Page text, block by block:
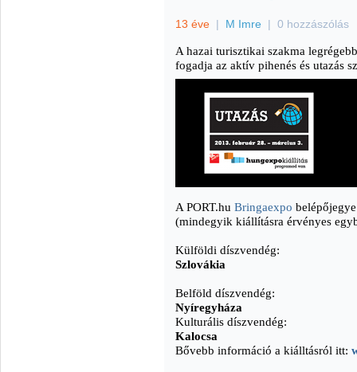
13 éve | M Imre | 0 hozzászólás
A hazai turisztikai szakma
fogadja az aktív pihenés és utazás
A PORT.hu Bringaexpo
(mindegyik kiállításra érvényes
Külföldi díszvendég:
Szlovákia
Belföld díszvendég:
Nyíregyháza
Kulturális díszvendég:
Kalocsa
Bővebb információ a kiálltásról itt: